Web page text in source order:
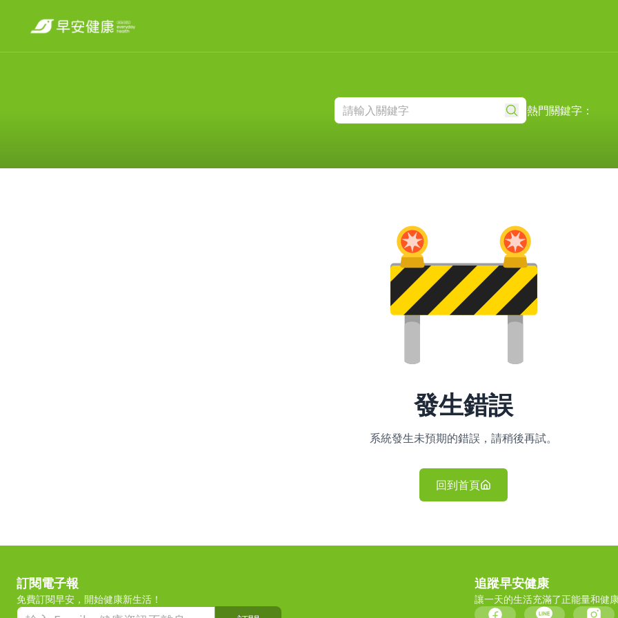
熱門關鍵字：
發生錯誤
系統發生未預期的錯誤，請稍後再試。
回到首頁
訂閱電子報
免費訂閱早安，開始健康新生活！
追蹤早安健康
讓一天的生活充滿了正能量和健